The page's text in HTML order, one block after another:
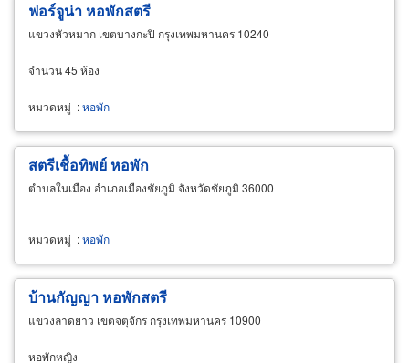
ฟอร์จูน่า หอพักสตรี
แขวงหัวหมาก เขตบางกะปิ กรุงเทพมหานคร 10240
จำนวน 45 ห้อง
หมวดหมู่ :หอพัก
สตรีเชื้อทิพย์ หอพัก
ตำบลในเมือง อำเภอเมืองชัยภูมิ จังหวัดชัยภูมิ 36000
หมวดหมู่ :หอพัก
บ้านกัญญา หอพักสตรี
แขวงลาดยาว เขตจตุจักร กรุงเทพมหานคร 10900
หอพักหญิง